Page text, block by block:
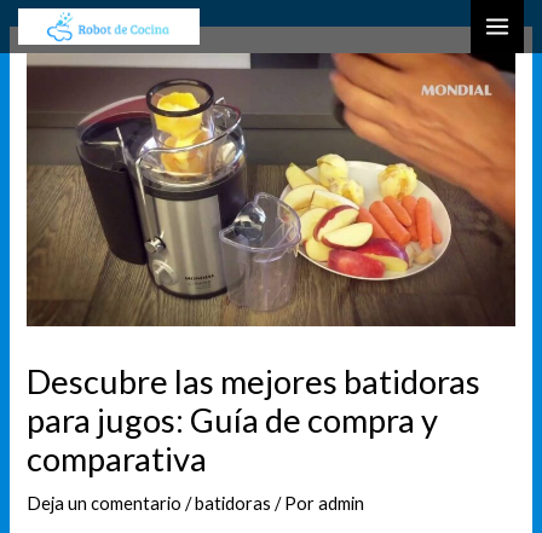
Descubre las mejores batidoras
para jugos: Guía de compra y
comparativa
Deja un comentario /batidoras / Poradmin
Navegación
deu